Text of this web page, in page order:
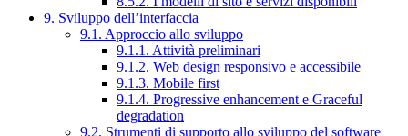
9. Sviluppo dell’interfaccia
9.1. Approccio allo sviluppo
9.1.1. Attività preliminari
9.1.2. Web design responsivo e accessibile
9.1.3. Mobile first
9.1.4. Progressive enhancement e Graceful
degradation
9.2. Strumenti di supporto allo sviluppo del software